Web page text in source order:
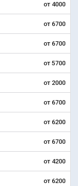
от 4000
от 6700
от 6700
от 5700
от 2000
от 6700
от 6200
от 6700
от 4200
от 6200